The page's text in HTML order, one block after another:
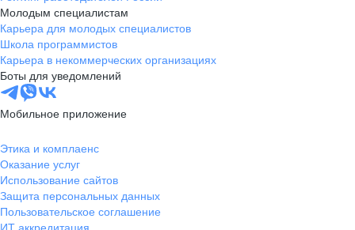
Молодым специалистам
Карьера для молодых специалистов
Школа программистов
Карьера в некоммерческих организациях
Боты для уведомлений
Мобильное приложение
Этика и комплаенс
Оказание услуг
Использование сайтов
Защита персональных данных
Пользовательское соглашение